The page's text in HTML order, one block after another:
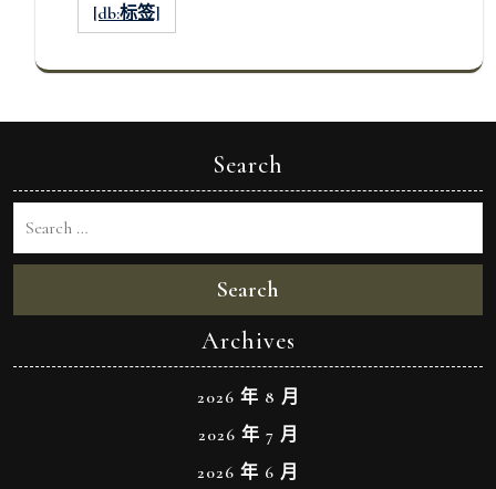
[db:标签]
Search
Search
Archives
2026 年 8 月
2026 年 7 月
2026 年 6 月